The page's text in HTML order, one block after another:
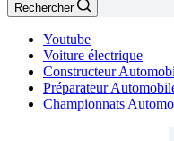
Rechercher
Youtube
Voiture électrique
Constructeur
Préparateur
Championnats